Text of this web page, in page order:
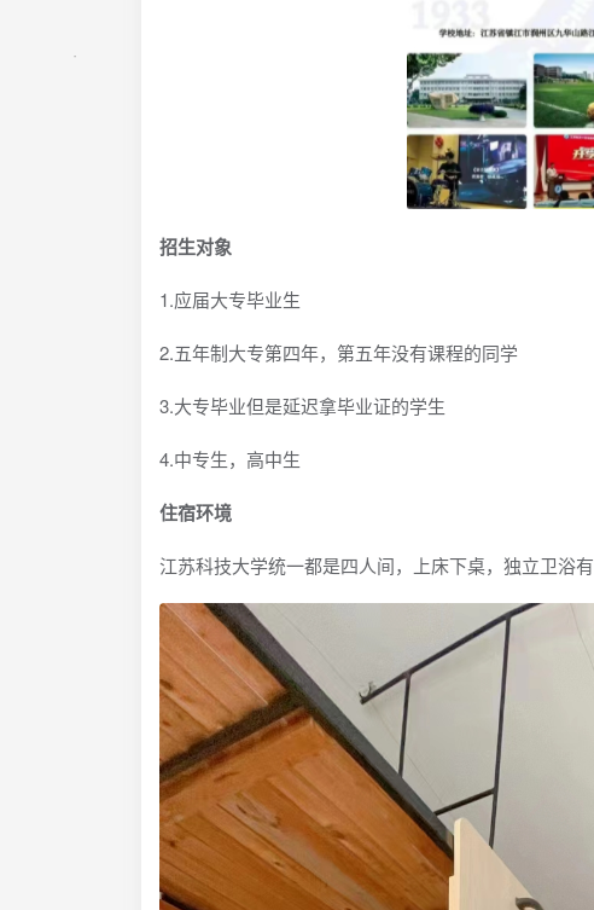
招生对象
1.应届大专毕业生
2.五年制大专第四年，第五年没有课程的同学
3.大专毕业但是延迟拿毕业证的学生
4.中专生，高中生
住宿环境
江苏科技大学统一都是四人间，上床下桌，独立卫浴